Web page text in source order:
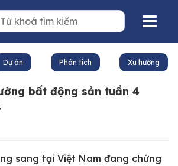
Dự án Phân tích Xu hướng
bất động sản tuần 4
sang tại Việt Nam đang chứng